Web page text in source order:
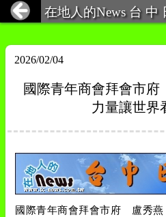
在地人的News 台 中
2026/02/04
國際青年商會拜會市
力量讓世界
國際青年商會拜會市府 盧秀燕